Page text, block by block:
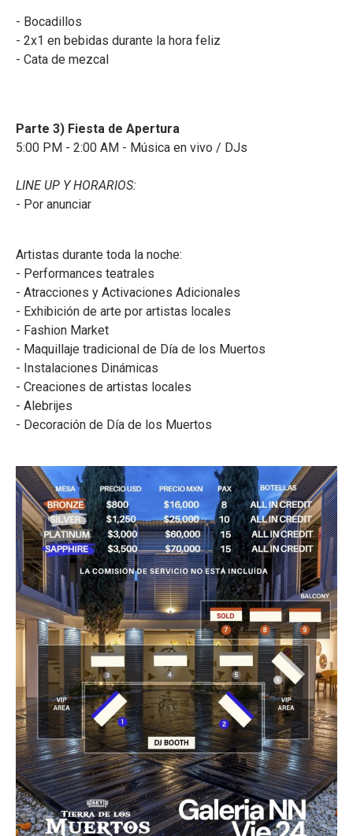
- Bocadillos
- 2x1 en bebidas durante la hora feliz
- Cata de mezcal
Parte 3) Fiesta de Apertura
5:00 PM - 2:00 AM - Música en vivo / DJs
LINE UP Y HORARIOS:
- Por anunciar
Artistas durante toda la noche:
- Performances teatrales
- Atracciones y Activaciones Adicionales
- Exhibición de arte por artistas locales
- Fashion Market
- Maquillaje tradicional de Día de los Muertos
- Instalaciones Dinámicas
- Creaciones de artistas locales
- Alebrijes
- Decoración de Día de los Muertos